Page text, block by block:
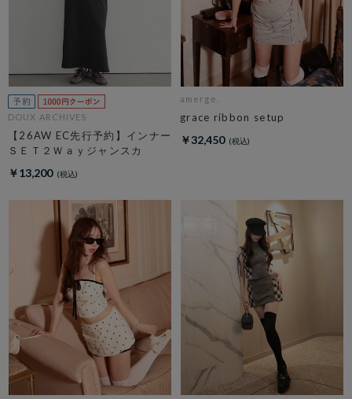
DOUX ARCHIVES
【26AW EC先行予約】インナー
ＳＥＴ２Ｗａｙジャンスカ
￥13,200
amerge.
grace ribbon setup
￥32,450